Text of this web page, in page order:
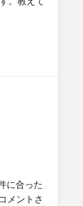
に合った
メントさ